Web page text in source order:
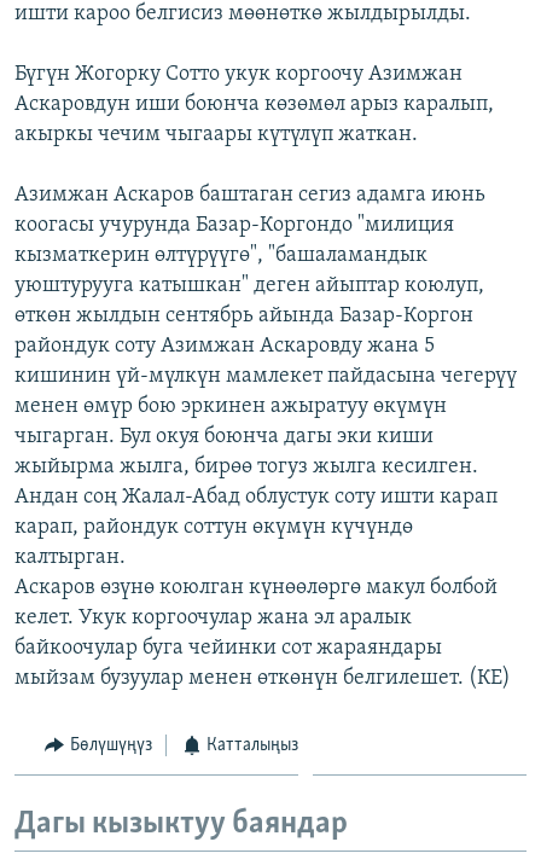
ишти кароо белгисиз мөөнөткө жылдырылды.
Бүгүн Жогорку Сотто укук коргоочу Азимжан
Аскаровдун иши боюнча көзөмөл арыз каралып,
акыркы чечим чыгаары күтүлүп жаткан.
Азимжан Аскаров баштаган сегиз адамга июнь
коогасы учурунда Базар-Коргондо "милиция
кызматкерин өлтүрүүгө", "башаламандык
уюштурууга катышкан" деген айыптар коюлуп,
өткөн жылдын сентябрь айында Базар-Коргон
райондук соту Азимжан Аскаровду жана 5
кишинин үй-мүлкүн мамлекет пайдасына чегерүү
менен өмүр бою эркинен ажыратуу өкүмүн
чыгарган. Бул окуя боюнча дагы эки киши
жыйырма жылга, бирөө тогуз жылга кесилген.
Андан соң Жалал-Абад облустук соту ишти карап
карап, райондук соттун өкүмүн күчүндө
калтырган.
Аскаров өзүнө коюлган күнөөлөргө макул болбой
келет. Укук коргоочулар жана эл аралык
байкоочулар буга чейинки сот жараяндары
мыйзам бузуулар менен өткөнүн белгилешет. (КЕ)
Бөлүшүңүз Катталыңыз
Дагы кызыктуу баяндар